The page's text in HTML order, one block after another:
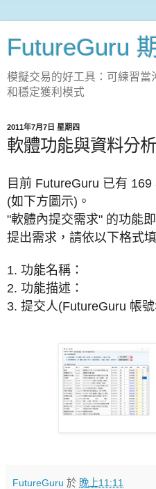
FutureGuru
模擬交易的好工具：可練習當
和穩定獲利模式
2011年7月7日 星期四
軟體功能與資料分
目前 FutureGuru 已有
(如下方圖示)。
"軟體內提交需求" 的功能
提出需求，請依以下格式
1. 功能名稱：
2. 功能描述：
3. 提交人(FutureGuru 帳號
FutureGuru 於 晚上11:11